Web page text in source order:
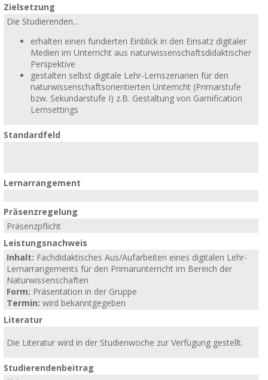
Zielsetzung
Die Studierenden...
erhalten einen fundierten Einblick in den Einsatz digitaler
Medien im Unterricht aus naturwissenschaftsdidaktischer
Perspektive
gestalten selbst digitale Lehr-Lernszenarien für den
naturwissenschaftsorientierten Unterricht (Primarstufe
bzw. Sekundarstufe I) z.B. Gestaltung von Gamification
Lernsettings
Standardfeld
Lernarrangement
Präsenzregelung
Präsenzpflicht
Leistungsnachweis
Inhalt: Fachdidaktisches Aus/Aufarbeiten eines digitalen Lehr-
Lernarrangements für den Primarunterricht im Bereich der
Naturwissenschaften
Form: Präsentation in der Gruppe
Termin: wird bekanntgegeben
Literatur
Die Literatur wird in der Studienwoche zur Verfügung gestellt.
Studierendenbeitrag